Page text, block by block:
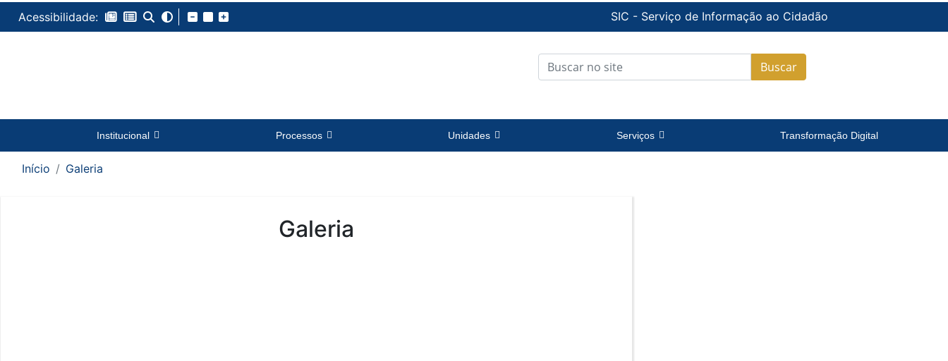
Acessibilidade: SIC - Serviço de Informação ao Cidadão
Buscar
Institucional Processos Unidades Serviços Transformação Digital
Início Galeria
Galeria